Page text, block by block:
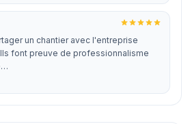
un chantier avec l'entreprise
Ils font preuve de professionnalisme